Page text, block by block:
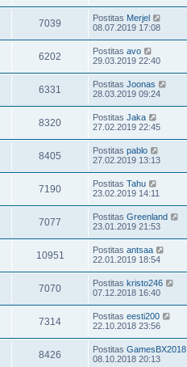
7039 Postitas Merjel
08.07.2019 17:08
6202 Postitas avo
29.03.2019 22:40
6331 Postitas Joonas
28.03.2019 09:24
8320 Postitas Jaka
27.02.2019 22:45
8405 Postitas pablo
27.02.2019 13:13
7190 Postitas Tahu
23.02.2019 14:11
7077 Postitas Greenland
23.01.2019 21:53
10951 Postitas antsaa
22.01.2019 18:54
7070 Postitas kristo246
07.12.2018 16:40
7314 Postitas eesti200
22.10.2018 23:56
8426 Postitas GamesBX2018
08.10.2018 20:13